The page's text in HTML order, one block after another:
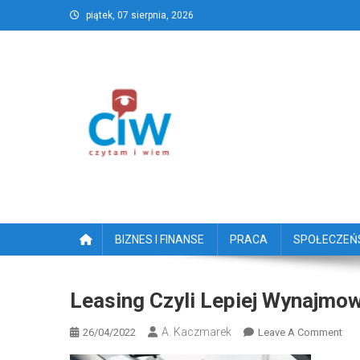
to
piątek, 07 sierpnia, 2026
CzytamiWiem.pl –
BIZNES I FINANSE PRACA
Leasing Czyli Lepiej
26/04/2022 A. Kaczmarek Leave A CommentOn